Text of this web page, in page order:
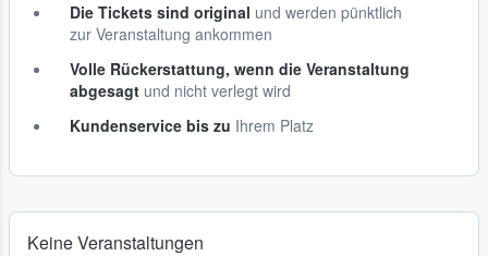
Die Tickets sind original und werden pünktlich
zur Veranstaltung ankommen
Volle Rückerstattung, wenn die Veranstaltung
abgesagt und nicht verlegt wird
Kundenservice bis zu Ihrem Platz
Keine Veranstaltungen